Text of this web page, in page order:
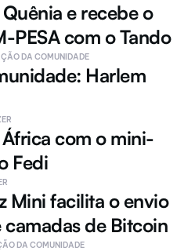
e recebe o
PESA com o Tando
DA COMUNIDADE
Harlem
com o mini-
Fedi
Mini facilita o envio
camadas de Bitcoin
DA COMUNIDADE